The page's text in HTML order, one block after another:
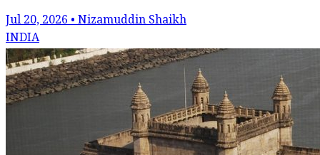
Jul 20, 2026 • Nizamuddin Shaikh
INDIA